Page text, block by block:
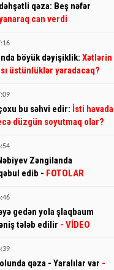
qəza: Beş nəfər
can verdi
böyük dəyişiklik: Xətlərin
üstünlüklər yaradacaq?
bu səhvi edir: İsti havada
düzgün soyutmaq olar?
Zəngilanda
edib - FOTOLAR
gedən yola şlaqbaum
tələb edilir - VİDEO
qəza - Yaralılar var -